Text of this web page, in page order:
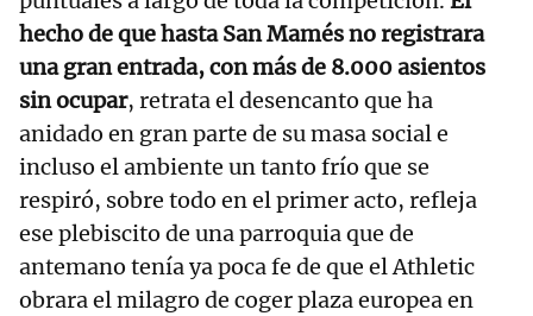
hecho de que hasta San Mamés no registrara
una gran entrada, con más de 8.000 asientos
sin ocupar, retrata el desencanto que ha
anidado en gran parte de su masa social e
incluso el ambiente un tanto frío que se
respiró, sobre todo en el primer acto, refleja
ese plebiscito de una parroquia que de
antemano tenía ya poca fe de que el Athletic
obrara el milagro de coger plaza europea en